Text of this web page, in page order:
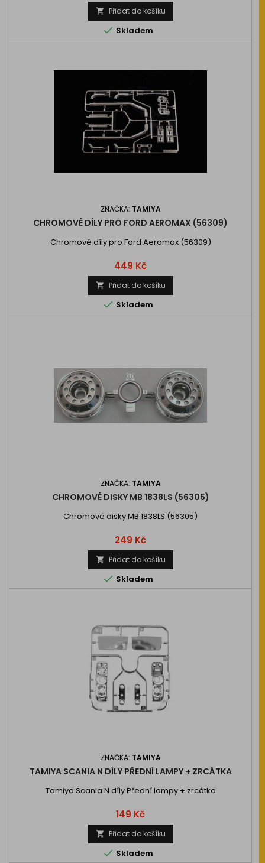
cena
 Přidat do košíku
 Skladem
ZNAČKA: TAMIYA
CHROMOVÉ DÍLY PRO FORD AEROMAX (56309)
Chromové díly pro Ford Aeromax (56309)
Cena
449 Kč
 Přidat do košíku
 Skladem
ZNAČKA: TAMIYA
CHROMOVÉ DISKY MB 1838LS (56305)
Chromové disky MB 1838LS (56305)
Cena
249 Kč
 Přidat do košíku
 Skladem
ZNAČKA: TAMIYA
TAMIYA SCANIA N DÍLY PŘEDNÍ LAMPY + ZRCÁTKA
Tamiya Scania N díly Přední lampy + zrcátka
Cena
149 Kč
 Přidat do košíku
 Skladem